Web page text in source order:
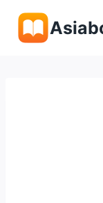
содержимому